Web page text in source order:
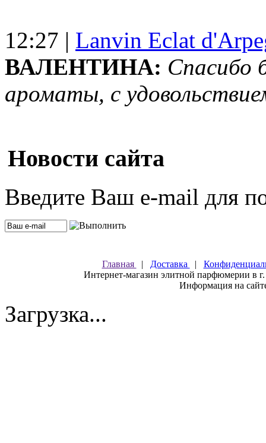
12:27 | Lanvin Eclat
ВАЛЕНТИНА: Спасибо
ароматы, с
Новости сайта
Введите Ваш e-mail для
Главная | Доставка |
Интернет-магазин элитной парфюмерии в
Информация на
Загрузка...